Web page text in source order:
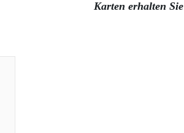
Karten erhalten Sie